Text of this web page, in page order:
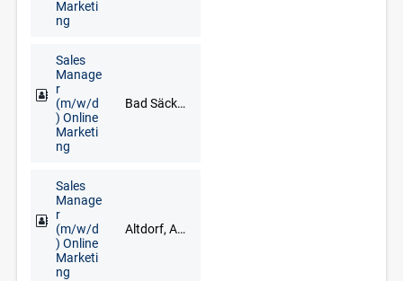
Marketi
ng
Sales
Manage
r
(m/w/d
) Online
Marketi
ng
Bad Säckingen, Freiburg im Breisgau, Lörrach, Waldshut-Tiengen
Sales
Manage
r
(m/w/d
) Online
Marketi
ng
Altdorf, Ansbach, Bad Windsheim, Erlangen, Fürth, Neustadt an der Aisch, Nürnberg, Treuchtlingen, Uffenheim